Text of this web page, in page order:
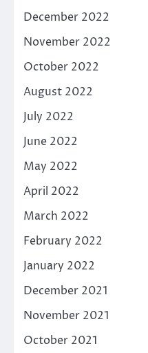
December 2022
November 2022
October 2022
August 2022
July 2022
June 2022
May 2022
April 2022
March 2022
February 2022
January 2022
December 2021
November 2021
October 2021